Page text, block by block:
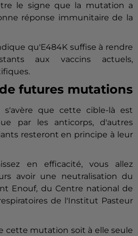
le signe que la mutation a
réponse immunitaire de la
qu'E484K suffise à rendre
aux vaccins actuels,
futures mutations
que cette cible-là est
par les anticorps, d'autres
resteront en principe à leur
en efficacité, vous allez
avoir une neutralisation du
Enouf, du Centre national de
de l'Institut Pasteur
cette mutation soit à elle seule